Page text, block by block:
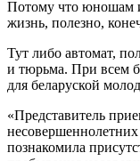
Потому что юношам
жизнь, полезно,
Тут либо автомат,
и тюрьма. При всем
для беларуской
«Представитель
познакомила